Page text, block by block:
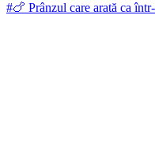
#🍗 Prânzul care arată ca